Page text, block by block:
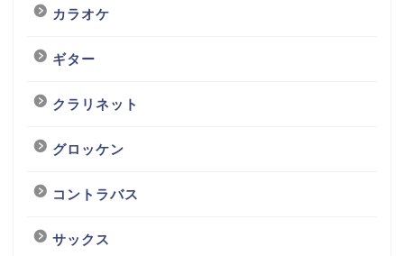
カラオケ
ギター
クラリネット
グロッケン
コントラバス
サックス